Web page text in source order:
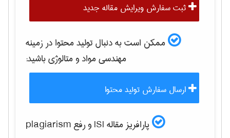
ثبت سفارش ویرایش مقاله جدید
ممکن است به دنبال تولید محتوا در زمینه
مهندسی مواد و متالوژیباشید:
ارسال سفارش تولید محتوا
پارافریز مقاله ISI و رفع plagiarism